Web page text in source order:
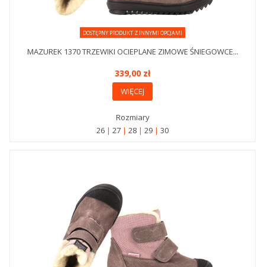
DOSTĘPNY PRODUKT Z INNYMI OPCJAMI
MAZUREK 1370 TRZEWIKI OCIEPLANE ZIMOWE ŚNIEGOWCE...
339,00 zł
WIĘCEJ
Rozmiary
26
27 28 29 30